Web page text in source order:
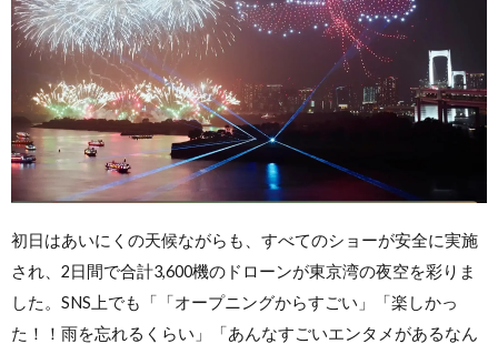
初日はあいにくの天候ながらも、すべてのショーが安全に実施
され、2日間で合計3,600機のドローンが東京湾の夜空を彩りま
した。SNS上でも「「オープニングからすごい」「楽しかっ
た！！雨を忘れるくらい」「あんなすごいエンタメがあるなん